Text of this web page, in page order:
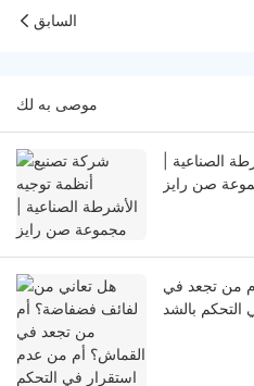
السابق
موصى به لك
الصناعية |
صن رايز
من تجعد في
بالشد